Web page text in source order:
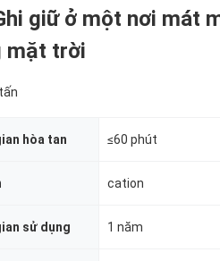
giữ ở một nơi mát
mặt trời
hòa tan ≤60 phút
cation
sử dụng 1 năm